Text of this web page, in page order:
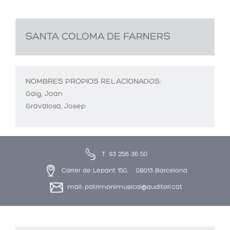
SANTA COLOMA DE FARNERS
NOMBRES PROPIOS RELACIONADOS:
Gaig, Joan
Gravalosa, Josep
T. 93 256 36 50
Carrer de Lepant 150, 08013 Barcelona
mail: patrimonimusical@auditori.cat